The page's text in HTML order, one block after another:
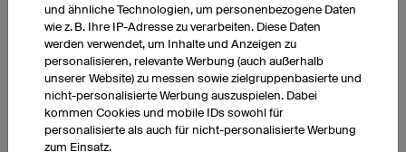
und ähnliche Technologien, um personenbezogene Daten
wie z. B. Ihre IP-Adresse zu verarbeiten. Diese Daten
werden verwendet, um Inhalte und Anzeigen zu
personalisieren, relevante Werbung (auch außerhalb
unserer Website) zu messen sowie zielgruppenbasierte und
nicht-personalisierte Werbung auszuspielen. Dabei
kommen Cookies und mobile IDs sowohl für
personalisierte als auch für nicht-personalisierte Werbung
zum Einsatz.